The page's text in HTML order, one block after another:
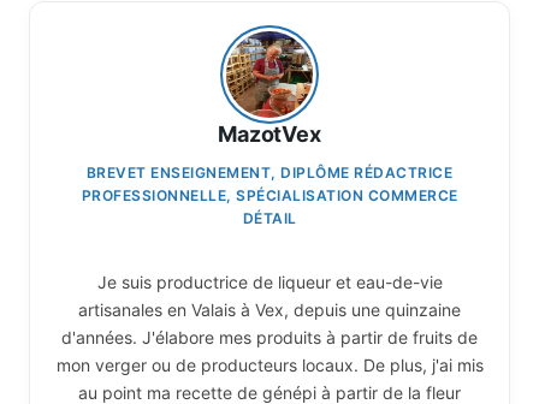
MazotVex
BREVET ENSEIGNEMENT, DIPLÔME RÉDACTRICE
PROFESSIONNELLE, SPÉCIALISATION COMMERCE
DÉTAIL
Je suis productrice de liqueur et eau-de-vie
artisanales en Valais à Vex, depuis une quinzaine
d'années. J'élabore mes produits à partir de fruits de
mon verger ou de producteurs locaux. De plus, j'ai mis
au point ma recette de génépi à partir de la fleur